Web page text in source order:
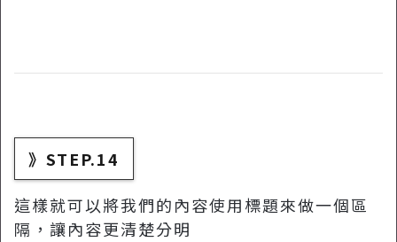
》STEP.14
這樣就可以將我們的內容使用標題來做一個區
隔，讓內容更清楚分明